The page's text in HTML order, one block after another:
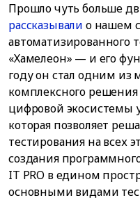
Прошло чуть больше
рассказывали о нашем
автоматизированного
«Хамелеон» — и его
году он стал одним из
комплексного
цифровой экосистемы
которая позволяет
тестирования на всех
создания
IT PRO в едином
основными видами